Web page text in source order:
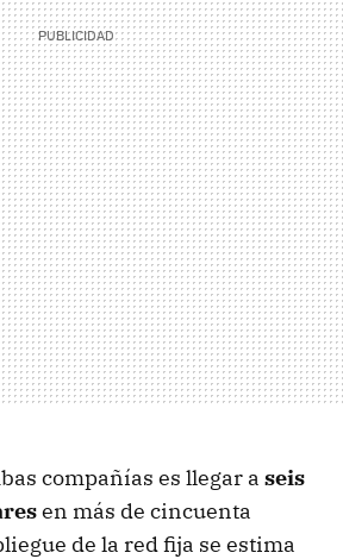
compañías es llegar a seis
en más de cincuenta
de la red fija se estima